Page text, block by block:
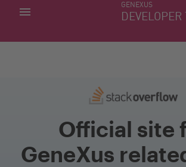
GENEXUS
DEVELOPER
MINHAS APLICACÕES
Official site
GeneXus